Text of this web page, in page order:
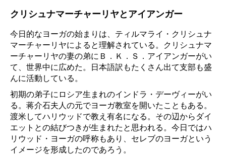
クリシュナマーチャーリヤとアイアンガー
今日的なヨーガの始まりは、ティルマライ・クリシュナ
マーチャーリヤによると理解されている。クリシュナマ
ーチャーリヤの妻の弟にＢ．Ｋ．Ｓ．アイアンガーがい
て、世界中に広めた。日本語訳もたくさん出て支部も盛
んに活動している。
初期の弟子にロシア生まれのインドラ・デーヴィーがい
る。蒋介石夫人の元でヨーガ教室を開いたこともある。
渡米してハリウッドで教え有名になる。その辺からダイ
エットとの結びつきが生まれたと思われる。今日ではハ
リウッド・ヨーガの呼称もあり、セレブのヨーガという
イメージを形成したのであろう。